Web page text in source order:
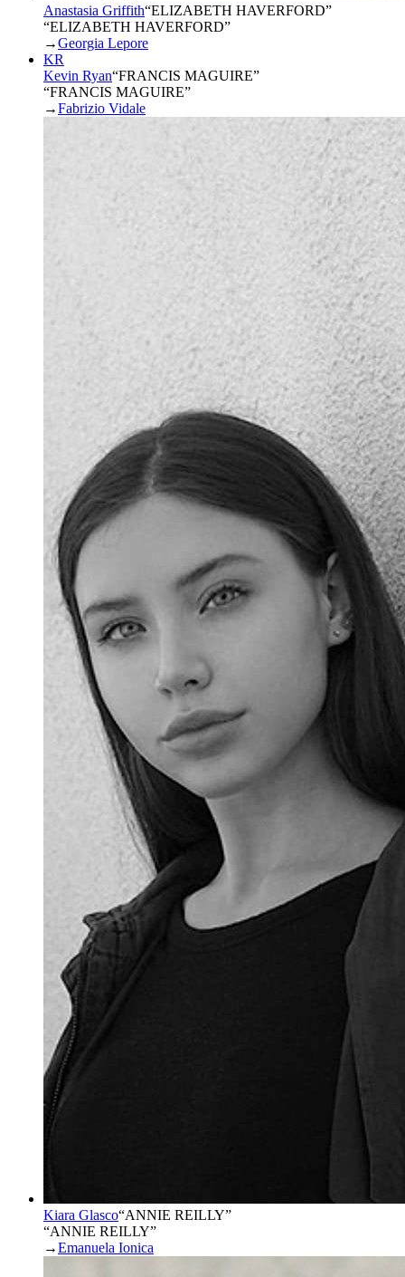
Anastasia Griffith“ELIZABETH HAVERFORD”
“ELIZABETH HAVERFORD”
→Georgia Lepore
KR
Kevin Ryan“FRANCIS MAGUIRE”
“FRANCIS MAGUIRE”
→Fabrizio Vidale
Kiara Glasco“ANNIE REILLY”
“ANNIE REILLY”
→Emanuela Ionica